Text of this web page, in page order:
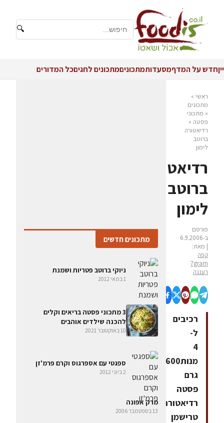
🔍
ייןחדש על המדףמסעדותמתכוניםמתכונים לחגיםכל המדורים
ראשי »
מתכונים
» מתכוני
פסטה »
רדיאטורה
ברוטב
לימון
רדיאטורה
ברוטב
לימון
פורסם
ב-6.9.2006
| מאת:
קפה
7gram
רעננה
רכיבים
ל-
4
מנות600
גרם
פסטה
רדיאטורהמלחאורגנו
טרישמן
מתכונים חדשים
ניוקי ברוטב פטריות ושמנת
1 במאי 2012
3 מתכוני פסטה בריאים וקלים
להכנה שילדים אוהבים
10 באוקטובר 2021
ספגטי עם אספרגוס וקרם פרמ'זן
2 ביוני 2012
מרק אפונה
13 בספטמבר 2006